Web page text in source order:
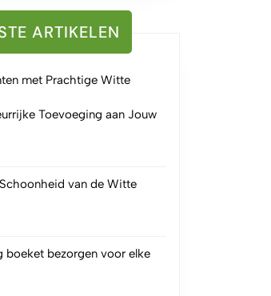
ARTIKELEN
met Prachtige Witte
Toevoeging aan Jouw
van de Witte
boeket bezorgen voor elke